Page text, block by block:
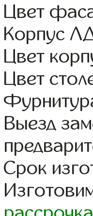
Цвет
Корпус
Цвет
Цвет
Выезд
Срок